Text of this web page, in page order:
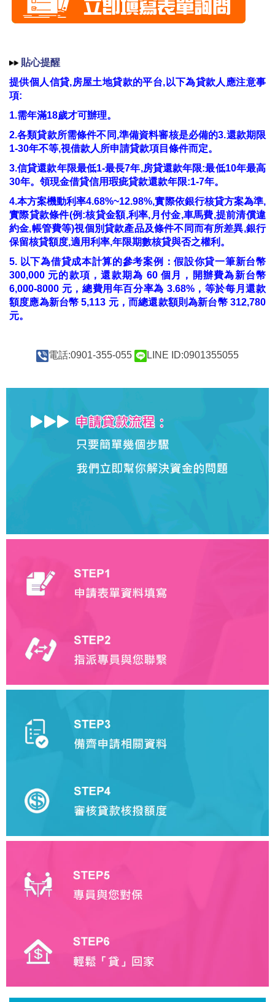
貼心提醒
提供個人信貸,房屋土地貸款的平台,以下為貸款人應注意事
項:
1.需年滿18歲才可辦理。
2.各類貸款所需條件不同,準備資料審核是必備的3.還款期限
1-30年不等,視借款人所申請貸款項目條件而定。
3.信貸還款年限最低1-最長7年,房貸還款年限:最低10年最高
30年。領現金借貸信用瑕疵貸款還款年限:1-7年。
4.本方案機動利率4.68%~12.98%,實際依銀行核貸方案為準,
實際貸款條件(例:核貸金額,利率,月付金,車馬費,提前清償違
約金,帳管費等)視個別貸款產品及條件不同而有所差異,銀行
保留核貸額度,適用利率,年限期數核貸與否之權利。
5. 以下為借貸成本計算的參考案例：假設你貸一筆新台幣
300,000 元的款項，還款期為 60 個月，開辦費為新台幣
6,000-8000 元，總費用年百分率為 3.68%，等於每月還款
額度應為新台幣 5,113 元，而總還款額則為新台幣 312,780
元。
電話:0901-355-055 LINE ID:0901355055